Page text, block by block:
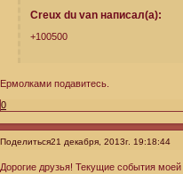
Creux du van написал(а):
+100500
Ермолками подавитесь.
0
Поделиться21 декабря, 2013г. 19:18:44
Дорогие друзья! Текущие события